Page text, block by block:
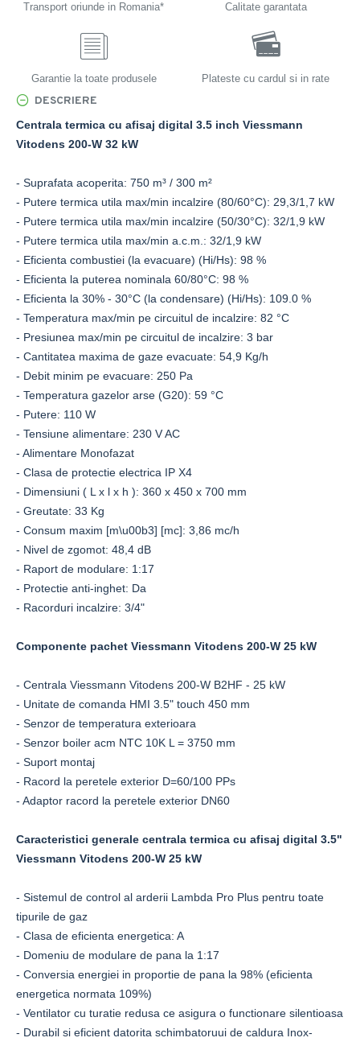
Transport oriunde in Romania* Calitate garantata
Garantie la toate produsele Plateste cu cardul si in rate
DESCRIERE
Centrala termica cu afisaj digital 3.5 inch Viessmann
Vitodens 200-W 32 kW
- Suprafata acoperita: 750 m³ / 300 m²
- Putere termica utila max/min incalzire (80/60°C): 29,3/1,7 kW
- Putere termica utila max/min incalzire (50/30°C): 32/1,9 kW
- Putere termica utila max/min a.c.m.: 32/1,9 kW
- Eficienta combustiei (la evacuare) (Hi/Hs): 98 %
- Eficienta la puterea nominala 60/80°C: 98 %
- Eficienta la 30% - 30°C (la condensare) (Hi/Hs): 109.0 %
- Temperatura max/min pe circuitul de incalzire: 82 °C
- Presiunea max/min pe circuitul de incalzire: 3 bar
- Cantitatea maxima de gaze evacuate: 54,9 Kg/h
- Debit minim pe evacuare: 250 Pa
- Temperatura gazelor arse (G20): 59 °C
- Putere: 110 W
- Tensiune alimentare: 230 V AC
- Alimentare Monofazat
- Clasa de protectie electrica IP X4
- Dimensiuni ( L x l x h ): 360 x 450 x 700 mm
- Greutate: 33 Kg
- Consum maxim [m\u00b3] [mc]: 3,86 mc/h
- Nivel de zgomot: 48,4 dB
- Raport de modulare: 1:17
- Protectie anti-inghet: Da
- Racorduri incalzire: 3/4"
Componente pachet Viessmann Vitodens 200-W 25 kW
- Centrala Viessmann Vitodens 200-W B2HF - 25 kW
- Unitate de comanda HMI 3.5" touch 450 mm
- Senzor de temperatura exterioara
- Senzor boiler acm NTC 10K L = 3750 mm
- Suport montaj
- Racord la peretele exterior D=60/100 PPs
- Adaptor racord la peretele exterior DN60
Caracteristici generale centrala termica cu afisaj digital 3.5"
Viessmann Vitodens 200-W 25 kW
- Sistemul de control al arderii Lambda Pro Plus pentru toate
tipurile de gaz
- Clasa de eficienta energetica: A
- Domeniu de modulare de pana la 1:17
- Conversia energiei in proportie de pana la 98% (eficienta
energetica normata 109%)
- Ventilator cu turatie redusa ce asigura o functionare silentioasa
- Durabil si eficient datorita schimbatoruui de caldura Inox-